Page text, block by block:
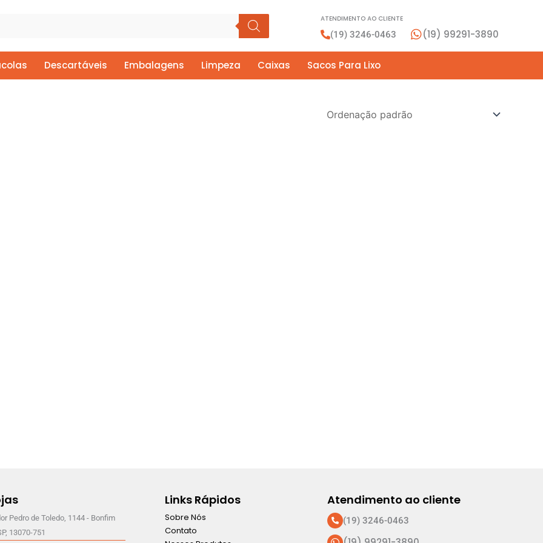
ATENDIMENTO AO CLIENTE
(19) 3246-0463 (19) 99291-3890
Descartáveis Embalagens Limpeza Caixas Sacos Para Lixo
Pedro de Toledo, 1144 - Bonfim
13070-751
Links Rápidos
Sobre Nós
Contato
Atendimento ao cliente
(19) 3246-0463